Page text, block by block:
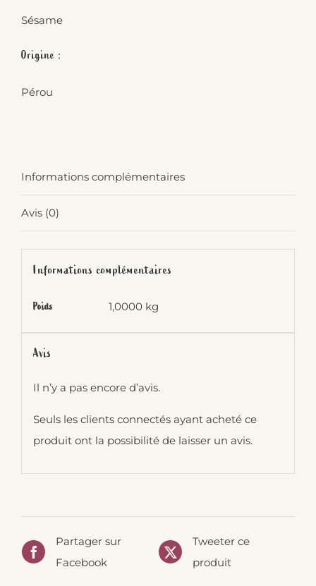
Sésame
Origine :
Pérou
Informations complémentaires
Avis (0)
Informations complémentaires
Poids 1,0000 kg
Avis
Il n’y a pas encore d’avis.
Seuls les clients connectés ayant acheté ce
produit ont la possibilité de laisser un avis.
Partager sur
Facebook
Tweeter ce
produit